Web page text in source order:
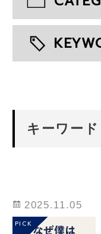
キーワー
2025.11.05
PICK